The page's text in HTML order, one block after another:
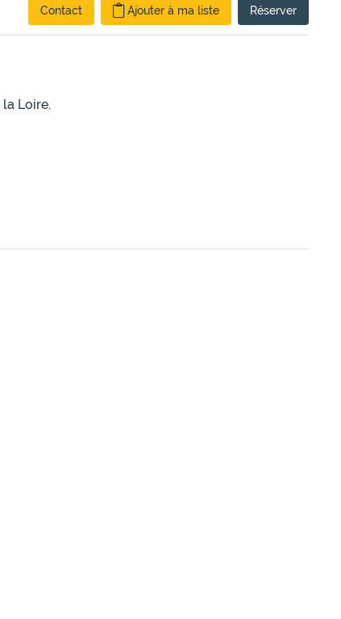
Contact Ajouter à ma liste Réserver
Loire.